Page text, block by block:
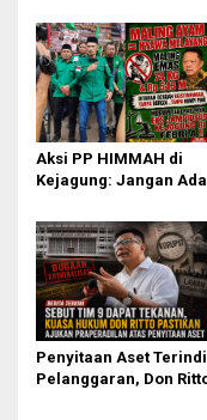
PET
Aksi PP HIMMAH di
Kejagung: Jangan Ada
Kasus Febrie
Penyitaan Aset
Pelanggaran, Don